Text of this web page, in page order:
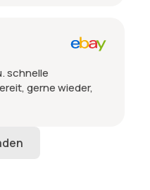
schnelle
gerne wieder,